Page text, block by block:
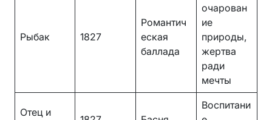
Рыбак 1827
Романтич
еская
баллада
очарован
ие
природы,
жертва
ради
мечты
Отец и
Воспитани